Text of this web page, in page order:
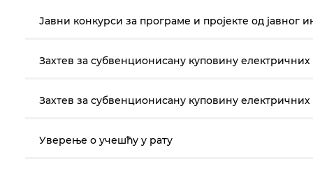
Јавни конкурси за програме и пројекте од јавног
Захтев за субвенционисану куповину
Захтев за субвенционисану куповину
Уверење о учешћу у рату